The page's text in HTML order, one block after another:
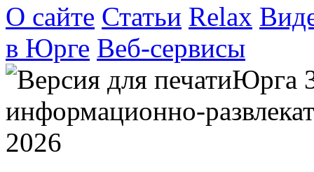
О сайте Статьи Relax
в Юрге Веб-сервисы
Юрга
информационно-
2026